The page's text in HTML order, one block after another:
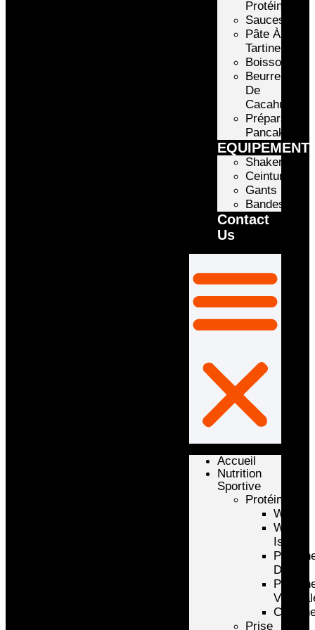
Protéinée
Sauces
Pâte À
Tartiner
Boissons
Beurre
De
Cacahuète
Préparation
Pancake
Shakers
Ceintures
Gants
Bandes
Contact
Us
Accueil
Nutrition
Sportive
Protéines
Whey
Whey
Isolate
D’oeuf
Prise